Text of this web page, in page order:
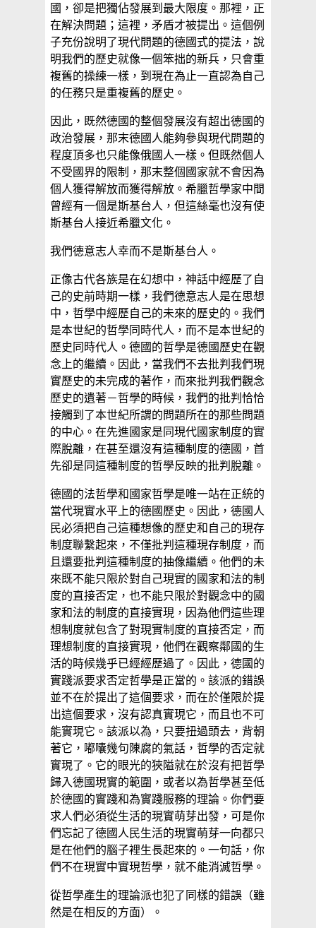
國，卻是把獨佔發展到最大限度。那裡，正
在解決問題；這裡，矛盾才被提出。這個例
子充份說明了現代問題的德國式的提法，說
明我們的歷史就像一個笨拙的新兵，只會重
複舊的操練一樣，到現在為止一直認為自己
的任務只是重複舊的歷史。
因此，既然德國的整個發展沒有超出德國的
政治發展，那末德國人能夠參與現代問題的
程度頂多也只能像俄國人一樣。但既然個人
不受國界的限制，那末整個國家就不會因為
個人獲得解放而獲得解放。希臘哲學家中間
曾經有一個是斯基台人，但這絲毫也沒有使
斯基台人接近希臘文化。
我們德意志人幸而不是斯基台人。
正像古代各族是在幻想中，神話中經歷了自
己的史前時期一樣，我們德意志人是在思想
中，哲學中經歷自己的未來的歷史的。我們
是本世紀的哲學同時代人，而不是本世紀的
歷史同時代人。德國的哲學是德國歷史在觀
念上的繼續。因此，當我們不去批判我們現
實歷史的未完成的著作，而來批判我們觀念
歷史的遺著－哲學的時候，我們的批判恰恰
接觸到了本世紀所謂的問題所在的那些問題
的中心。在先進國家是同現代國家制度的實
際脫離，在甚至還沒有這種制度的德國，首
先卻是同這種制度的哲學反映的批判脫離。
德國的法哲學和國家哲學是唯一站在正統的
當代現實水平上的德國歷史。因此，德國人
民必須把自己這種想像的歷史和自己的現存
制度聯繫起來，不僅批判這種現存制度，而
且還要批判這種制度的抽像繼續。他們的未
來既不能只限於對自己現實的國家和法的制
度的直接否定，也不能只限於對觀念中的國
家和法的制度的直接實現，因為他們這些理
想制度就包含了對現實制度的直接否定，而
理想制度的直接實現，他們在觀察鄰國的生
活的時候幾乎已經經歷過了。因此，德國的
實踐派要求否定哲學是正當的。該派的錯誤
並不在於提出了這個要求，而在於僅限於提
出這個要求，沒有認真實現它，而且也不可
能實現它。該派以為，只要扭過頭去，背朝
著它，嘟囔幾句陳腐的氣話，哲學的否定就
實現了。它的眼光的狹隘就在於沒有把哲學
歸入德國現實的範圍，或者以為哲學甚至低
於德國的實踐和為實踐服務的理論。你們要
求人們必須從生活的現實萌芽出發，可是你
們忘記了德國人民生活的現實萌芽一向都只
是在他們的腦子裡生長起來的。一句話，你
們不在現實中實現哲學，就不能消滅哲學。
從哲學產生的理論派也犯了同樣的錯誤（雖
然是在相反的方面）。